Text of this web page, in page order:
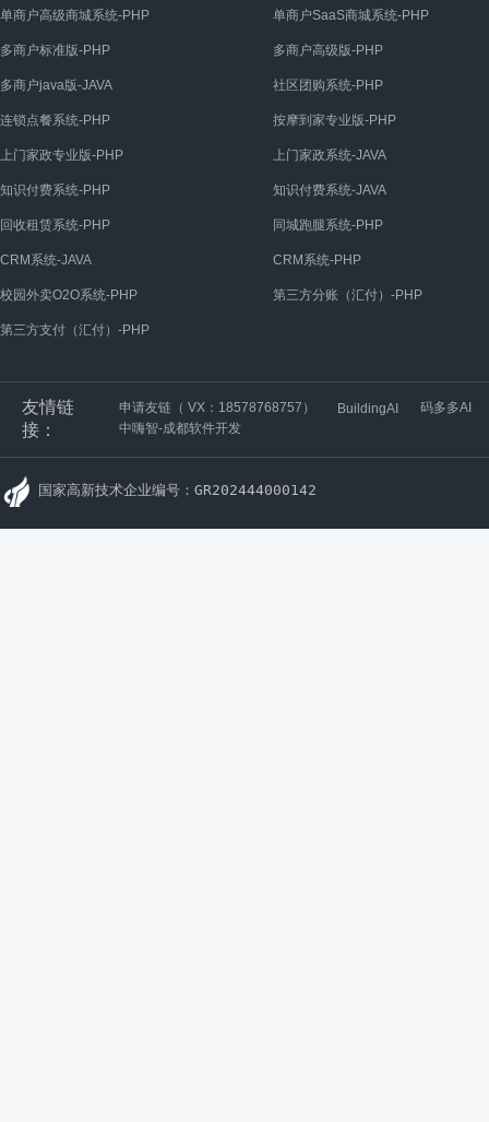
单商户高级商城系统-PHP 单商户SaaS商城系统-PHP
多商户标准版-PHP 多商户高级版-PHP
多商户java版-JAVA 社区团购系统-PHP
连锁点餐系统-PHP 按摩到家专业版-PHP
上门家政专业版-PHP 上门家政系统-JAVA
知识付费系统-PHP 知识付费系统-JAVA
回收租赁系统-PHP 同城跑腿系统-PHP
CRM系统-JAVA CRM系统-PHP
校园外卖O2O系统-PHP 第三方分账（汇付）-PHP
第三方支付（汇付）-PHP
友情链
接：
申请友链（ VX：18578768757） BuildingAI
码多多AI
中嗨智-成都软件开发
国家高新技术企业编号：GR202444000142